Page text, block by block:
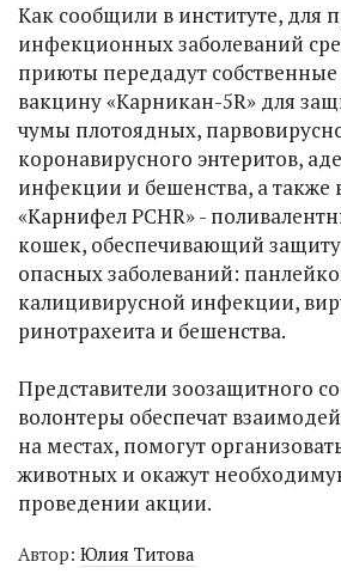
Как сообщили в институте, для
инфекционных заболеваний
приюты передадут собственные
вакцину «Карникан-5R» для
чумы плотоядных,
коронавирусного энтеритов,
инфекции и бешенства, а также
«Карнифел PCHR» -
кошек, обеспечивающий защиту
опасных заболеваний:
калицивирусной инфекции,
ринотрахеита и бешенства.
Представители зоозащитного
волонтеры обеспечат
на местах, помогут
животных и окажут
проведении акции.
Автор: Юлия Титова